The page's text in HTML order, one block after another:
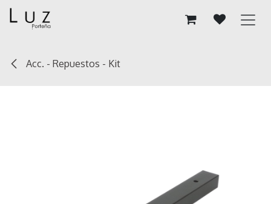
Ir al contenido
Acc. - Repuestos - Kit